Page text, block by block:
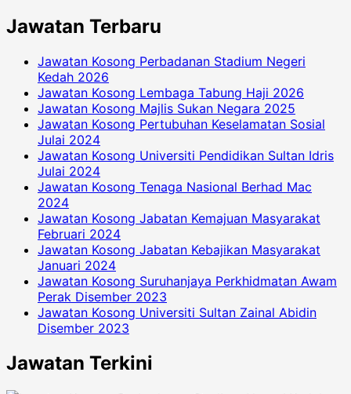
Jawatan Terbaru
Jawatan Kosong Perbadanan Stadium Negeri
Kedah 2026
Jawatan Kosong Lembaga Tabung Haji 2026
Jawatan Kosong Majlis Sukan Negara 2025
Jawatan Kosong Pertubuhan Keselamatan Sosial
Julai 2024
Jawatan Kosong Universiti Pendidikan Sultan Idris
Julai 2024
Jawatan Kosong Tenaga Nasional Berhad Mac
2024
Jawatan Kosong Jabatan Kemajuan Masyarakat
Februari 2024
Jawatan Kosong Jabatan Kebajikan Masyarakat
Januari 2024
Jawatan Kosong Suruhanjaya Perkhidmatan Awam
Perak Disember 2023
Jawatan Kosong Universiti Sultan Zainal Abidin
Disember 2023
Jawatan Terkini